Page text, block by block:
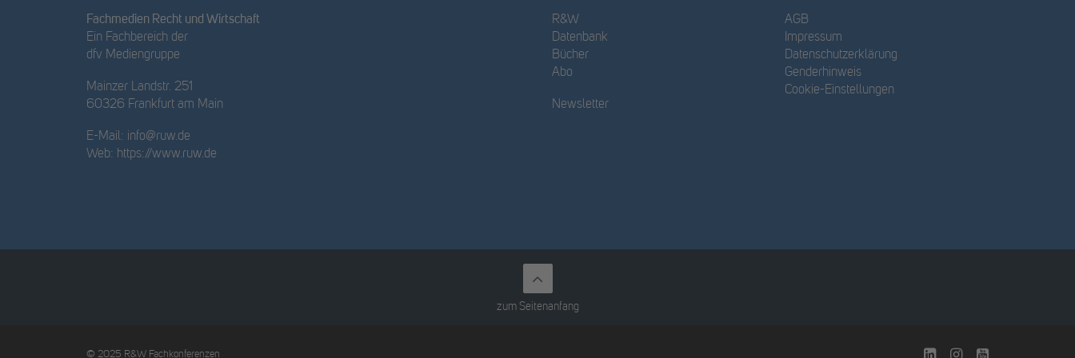
Fachmedien Recht und Wirtschaft
Ein Fachbereich der
dfv Mediengruppe
Mainzer Landstr. 251
60326 Frankfurt am Main
E-Mail: info@ruw.de
Web: https://www.ruw.de
R&W
Datenbank
Bücher
Abo
Newsletter
AGB
Impressum
Datenschutzerklärung
Genderhinweis
Cookie-Einstellungen
zum Seitenanfang
© 2025 R&W Fachkonferenzen